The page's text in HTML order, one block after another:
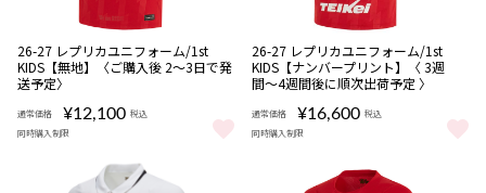
数量
限定
受注
商品
26-27 レプリカユニフォーム/1st
KIDS【無地】〈ご購入後 2～3日で発
送予定〉
通常価格 ¥12,100 税込
同時購入制限
数量
限定
受注
商品
26-27 レプリカユニフォーム/1st
KIDS【ナンバープリント】〈 3週
間〜4週間後に順次出荷予定 〉
通常価格 ¥16,600 税込
同時購入制限